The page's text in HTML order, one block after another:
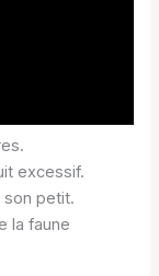
excessif.
son petit.
la faune